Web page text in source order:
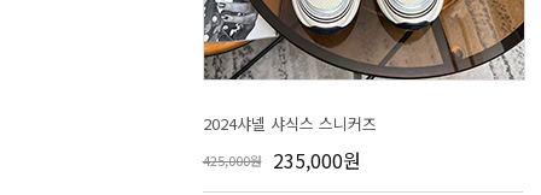
2024샤넬 샤식스 스니커즈
425,000원 235,000원